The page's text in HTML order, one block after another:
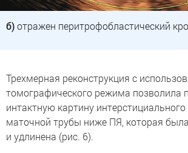
б)отражен перитрофобластический
Трехмерная реконструкция с
томографического режима позволила
интактную картину интерстициального
маточной трубы ниже ПЯ, которая
и удлинена (рис. 6).